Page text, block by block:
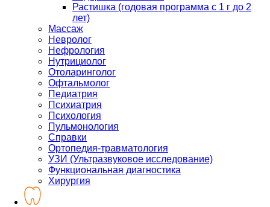
Растишка (годовая программа с 1 г до 2
лет)
Массаж
Невролог
Нефрология
Нутрициолог
Отоларинголог
Офтальмолог
Педиатрия
Психиатрия
Психология
Пульмонология
Справки
Ортопедия-травматология
УЗИ (Ультразвуковое исследование)
Функциональная диагностика
Хирургия